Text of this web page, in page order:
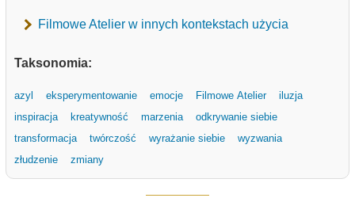
Filmowe Atelier w innych kontekstach użycia
Taksonomia:
azyl eksperymentowanie emocje Filmowe Atelier
iluzja
inspiracja
kreatywność marzenia
odkrywanie siebie
transformacja
twórczość wyrażanie siebie
wyzwania
złudzenie
zmiany